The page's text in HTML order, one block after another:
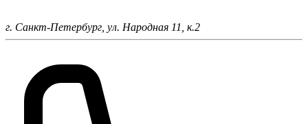
г. Санкт-Петербург, ул. Народная 11, к.2